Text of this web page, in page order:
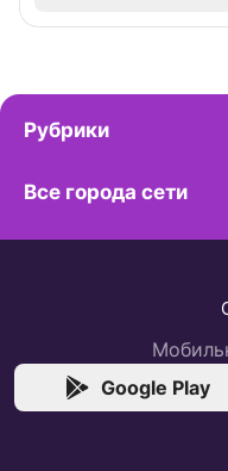
Рубрики
Все города сети
Google Play